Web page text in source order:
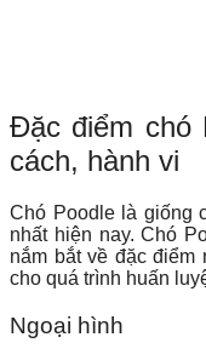
Đặc điểm chó
cách, hành vi
Chó Poodle là giống
nhất hiện nay. Chó
nắm bắt về đặc điểm
cho quá trình huấn
Ngoại hình